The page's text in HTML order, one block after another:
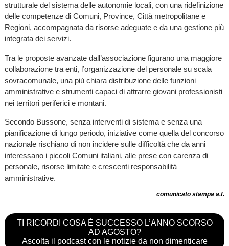
strutturale del sistema delle autonomie locali, con una ridefinizione
delle competenze di Comuni, Province, Città metropolitane e
Regioni, accompagnata da risorse adeguate e da una gestione più
integrata dei servizi.
Tra le proposte avanzate dall’associazione figurano una maggiore
collaborazione tra enti, l’organizzazione del personale su scala
sovracomunale, una più chiara distribuzione delle funzioni
amministrative e strumenti capaci di attrarre giovani professionisti
nei territori periferici e montani.
Secondo Bussone, senza interventi di sistema e senza una
pianificazione di lungo periodo, iniziative come quella del concorso
nazionale rischiano di non incidere sulle difficoltà che da anni
interessano i piccoli Comuni italiani, alle prese con carenza di
personale, risorse limitate e crescenti responsabilità
amministrative.
comunicato stampa a.f.
TI RICORDI COSA È SUCCESSO L’ANNO SCORSO
AD AGOSTO?
Ascolta il podcast con le notizie da non dimenticare